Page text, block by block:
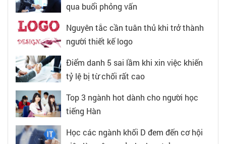
qua buổi phỏng vấn
Nguyên tắc cần tuân thủ khi trở thành
người thiết kế logo
Điểm danh 5 sai lầm khi xin việc khiến
tỷ lệ bị từ chối rất cao
Top 3 ngành hot dành cho người học
tiếng Hàn
Học các ngành khối D đem đến cơ hội